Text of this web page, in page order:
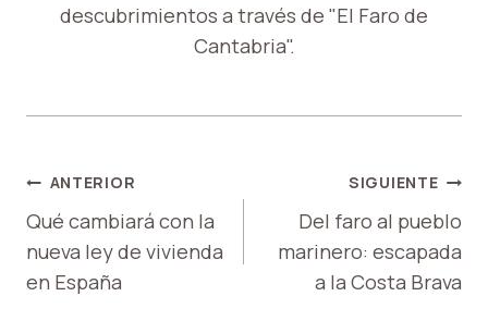
descubrimientos a través de "El Faro de
Cantabria".
NAVEGACIÓN
DE
ENTRADAS
ANTERIOR
Qué cambiará con la
nueva ley de vivienda
en España
SIGUIENTE
Del faro al pueblo
marinero: escapada
a la Costa Brava